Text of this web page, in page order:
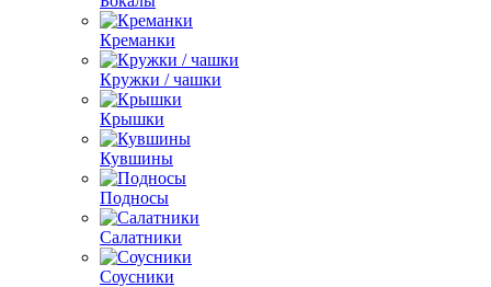
Креманки
Кружки / чашки
Крышки
Кувшины
Подносы
Салатники
Соусники